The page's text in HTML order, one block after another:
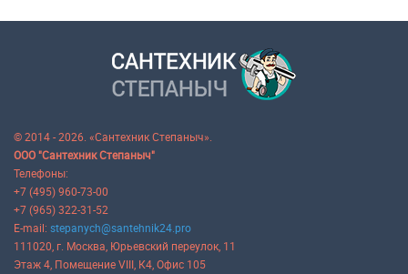
© 2014 - 2026. «Сантехник Степаныч».
ООО "Сантехник Степаныч"
Телефоны:
+7 (495) 960-73-00
+7 (965) 322-31-52
E-mail: stepanych@santehnik24.pro
111020 , г. Москва Юрьевский переулок, 11
Этаж 4, Помещение VIII, К4, Офис 105